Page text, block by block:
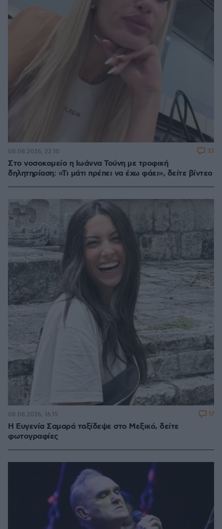
Στο νοσοκομείο η Ιωάννα Τούνη με τροφική
δηλητηρίαση: «Τι μάτι πρέπει να έχω φάει», δείτε βίντεο
08.08.2026, 22:10 33
Η Ευγενία Σαμαρά ταξίδεψε στο Μεξικό, δείτε
φωτογραφίες
08.08.2026, 16:15 17